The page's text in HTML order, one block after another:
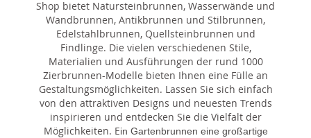
Shop bietet Natursteinbrunnen, Wasserwände und
Wandbrunnen, Antikbrunnen und Stilbrunnen,
Edelstahlbrunnen, Quellsteinbrunnen und
Findlinge. Die vielen verschiedenen Stile,
Materialien und Ausführungen der rund 1000
Zierbrunnen-Modelle bieten Ihnen eine Fülle an
Gestaltungsmöglichkeiten. Lassen Sie sich einfach
von den attraktiven Designs und neuesten Trends
inspirieren und entdecken Sie die Vielfalt der
Möglichkeiten. Ein Gartenbrunnen eine großartige